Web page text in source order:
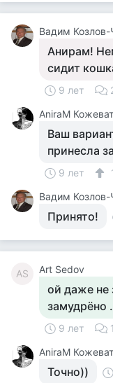
Анирам!
сидит
9 лет
AniraM
Ваш
принесла
9 лет
Принято!
AS Art Sedov
ой даже не
замудрёно
9 лет 1
AniraM
Точно))